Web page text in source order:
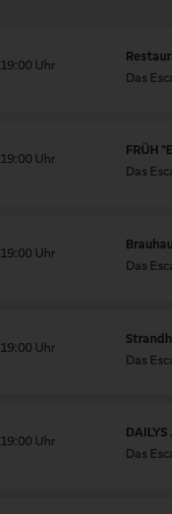
19:00 Uhr
Das
19:00 Uhr
FRÜH
Das
19:00 Uhr
Das
19:00 Uhr
Das
19:00 Uhr
Das